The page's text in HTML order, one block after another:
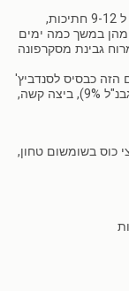
יוצאת מין "פוקצ'ה" שכזו, שאני חותכת ל 9-12 חתיכות,
מהן במשך כמה ימים
גבינת מסקרפונה
כבסיס לסנדביץ'
עם גבינה כנ"ל (או סתם גבינת שמנת/גבנ"ל 9%), ביצה קשה,
כוס בשומשום טחון,